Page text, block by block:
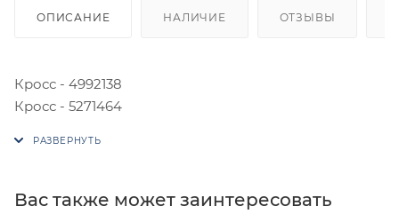
ОПИСАНИЕ НАЛИЧИЕ ОТЗЫВЫ
Кросс - 4992138
Кросс - 5271464
Вас также может заинтересовать